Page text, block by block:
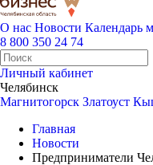
О нас Новости Календарь
8 800 350 24 74
Личный кабинет
Челябинск
Магнитогорск Златоуст
Главная
Новости
Предприниматели